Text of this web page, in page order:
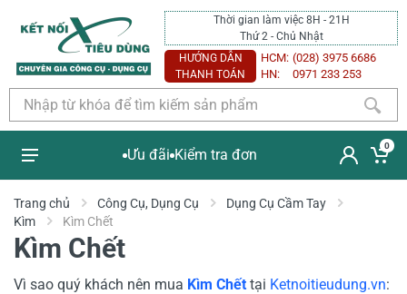
Thời gian làm việc 8H - 21H
Thứ 2 - Chủ Nhật
HƯỚNG DẪN
THANH TOÁN
HCM: (028) 3975 6686
HN:
0971 233 253
Ưu đãi Kiểm tra đơn
0
Trang chủ Công Cụ, Dụng Cụ
Dụng Cụ Cầm Tay
Kìm
Kìm Chết
Kìm Chết
Vì sao quý khách nên mua Kìm Chết tại Ketnoitieudung.vn: